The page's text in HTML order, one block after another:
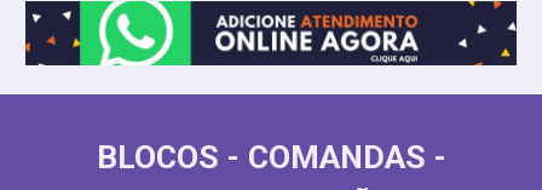
BLOCOS - COMANDAS -